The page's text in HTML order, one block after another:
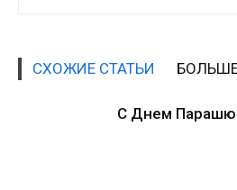
СХОЖИЕ СТАТЬИ
С Днем